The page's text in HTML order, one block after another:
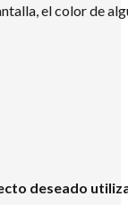
el color de
deseado